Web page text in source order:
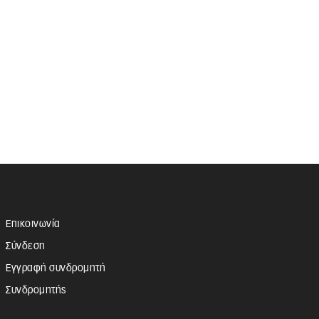
Επικοινωνία
Σύνδεση
Εγγραφή συνδρομητή
Συνδρομητής